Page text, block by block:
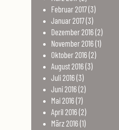
Februar2017(3)
Januar2017(3)
Dezember2016(2)
November2016(1)
Oktober2016(2)
August2016(3)
Juli2016(3)
Juni2016(2)
Mai2016(7)
April 2016(2)
März2016(1)